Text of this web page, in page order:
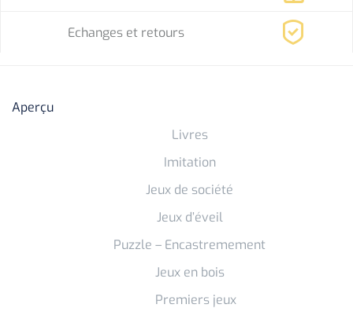
Echanges et retours
Aperçu
Livres
Imitation
Jeux de société
Jeux d’éveil
Puzzle – Encastremement
Jeux en bois
Premiers jeux